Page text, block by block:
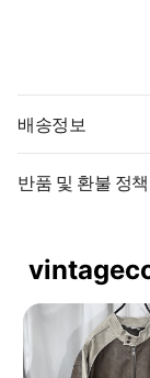
배송정보
반품 및 환불 정책